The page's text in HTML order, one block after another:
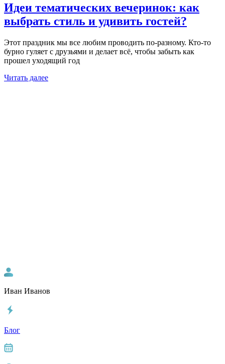
Идеи тематических вечеринок: как
выбрать стиль и удивить гостей?
Этот праздник мы все любим проводить по-разному. Кто-то
бурно гуляет с друзьями и делает всё, чтобы забыть как
прошел уходящий год
Читать далее
Иван Иванов
Блог